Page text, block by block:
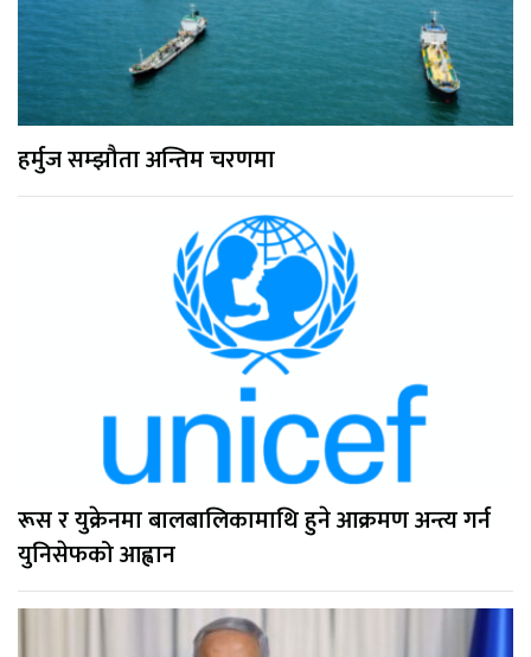
हर्मुज सम्झौता अन्तिम चरणमा
रूस र युक्रेनमा बालबालिकामाथि हुने आक्रमण अन्त्य गर्न
युनिसेफको आह्वान